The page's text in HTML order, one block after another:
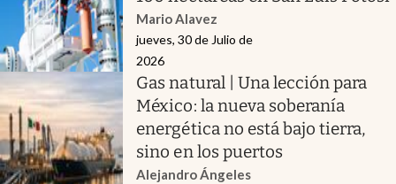
Mario Alavez
jueves, 30 de Julio de
2026
Gas natural | Una lección para
México: la nueva soberanía
energética no está bajo tierra,
sino en los puertos
Alejandro Ángeles